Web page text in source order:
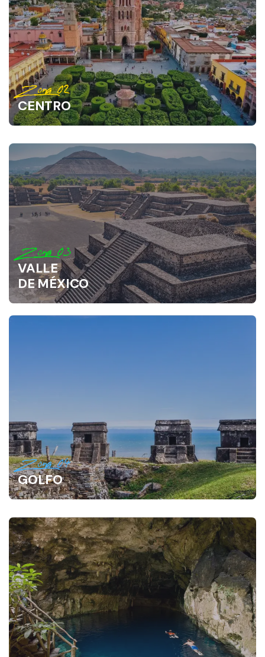
Zona 02
CENTRO
Zona 03
VALLE
DE MÉXICO
Zona 04
GOLFO